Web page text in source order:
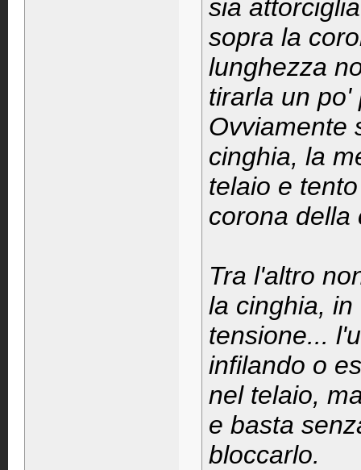
sia
sopra la
lunghezza
tirarla un po'
Ovviamente
cinghia, la
telaio e
corona della
Tra l'altro
la cinghia,
tensione...
infilando o
nel telaio,
e basta
bloccarlo.